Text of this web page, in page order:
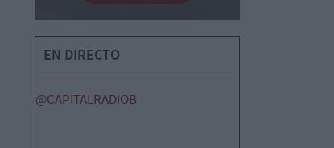
EN DIRECTO
@CAPITALRADIOB